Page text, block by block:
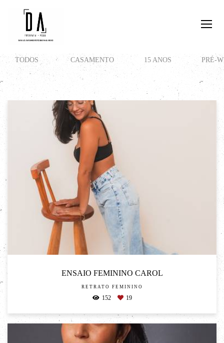
TODOS CASAMENTO 15 ANOS PRÉ-
ENSAIO FEMININO CAROL
RETRATO FEMININO
152 19